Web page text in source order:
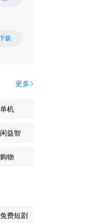
载
更多
单机
益智
购物
费短剧